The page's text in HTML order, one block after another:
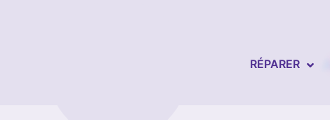
RÉPARER